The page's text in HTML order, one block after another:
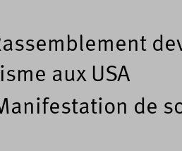
aux USA
de